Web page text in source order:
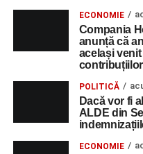
ECONOMIE
Compania
anunță că
același
POLITICĂ
Dacă vor fi
ALDE din
ECONOMIE